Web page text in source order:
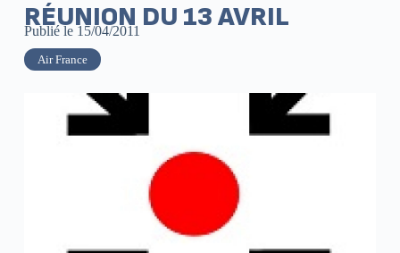
RÉUNION DU 13 AVRIL
Publié le 15/04/2011
Air France